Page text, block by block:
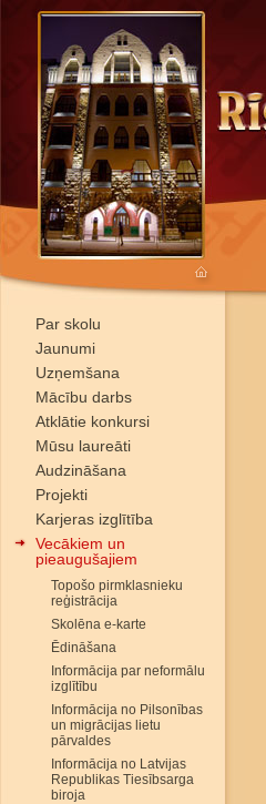
Par skolu
Jaunumi
Uzņemšana
Mācību darbs
Atklātie konkursi
Mūsu laureāti
Audzināšana
Projekti
Karjeras izglītība
Vecākiem un
pieaugušajiem
Topošo pirmklasnieku
reģistrācija
Skolēna e-karte
Ēdināšana
Informācija par neformālu
izglītību
Informācija no Pilsonības
un migrācijas lietu
pārvaldes
Informācija no Latvijas
Republikas Tiesībsarga
biroja